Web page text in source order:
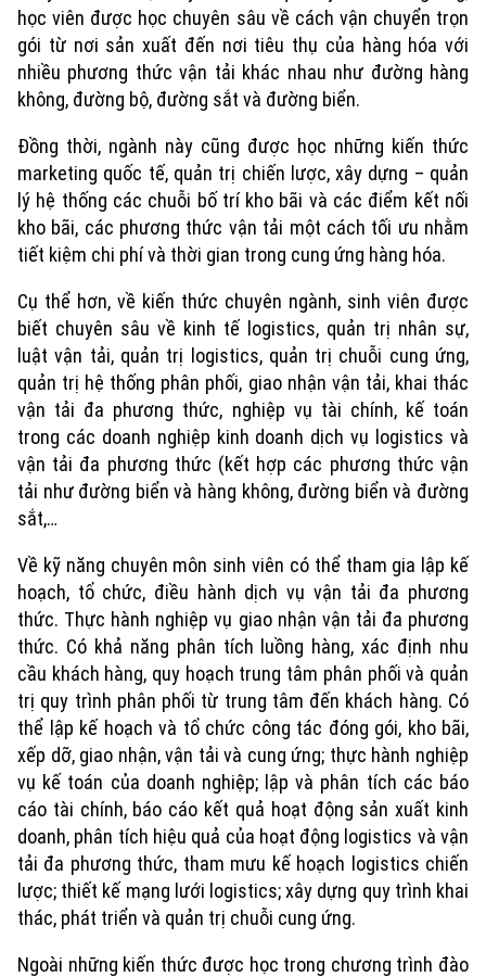
Chuyên mục
học viên được học chuyên sâu về cách vận chuyển trọn
gói từ nơi sản xuất đến nơi tiêu thụ của hàng hóa với
nhiều phương thức vận tải khác nhau như đường hàng
không, đường bộ, đường sắt và đường biển.
Đồng thời, ngành này cũng được học những kiến thức
marketing quốc tế, quản trị chiến lược, xây dựng – quản
lý hệ thống các chuỗi bố trí kho bãi và các điểm kết nối
kho bãi, các phương thức vận tải một cách tối ưu nhằm
tiết kiệm chi phí và thời gian trong cung ứng hàng hóa.
Cụ thể hơn, về kiến thức chuyên ngành, sinh viên được
biết chuyên sâu về kinh tế logistics, quản trị nhân sự,
luật vận tải, quản trị logistics, quản trị chuỗi cung ứng,
quản trị hệ thống phân phối, giao nhận vận tải, khai thác
vận tải đa phương thức, nghiệp vụ tài chính, kế toán
trong các doanh nghiệp kinh doanh dịch vụ logistics và
vận tải đa phương thức (kết hợp các phương thức vận
tải như đường biển và hàng không, đường biển và đường
sắt,…
Về kỹ năng chuyên môn sinh viên có thể tham gia lập kế
hoạch, tổ chức, điều hành dịch vụ vận tải đa phương
thức. Thực hành nghiệp vụ giao nhận vận tải đa phương
thức. Có khả năng phân tích luồng hàng, xác định nhu
cầu khách hàng, quy hoạch trung tâm phân phối và quản
trị quy trình phân phối từ trung tâm đến khách hàng. Có
thể lập kế hoạch và tổ chức công tác đóng gói, kho bãi,
xếp dỡ, giao nhận, vận tải và cung ứng; thực hành nghiệp
vụ kế toán của doanh nghiệp; lập và phân tích các báo
cáo tài chính, báo cáo kết quả hoạt động sản xuất kinh
doanh, phân tích hiệu quả của hoạt động logistics và vận
tải đa phương thức, tham mưu kế hoạch logistics chiến
lược; thiết kế mạng lưới logistics; xây dựng quy trình khai
thác, phát triển và quản trị chuỗi cung ứng.
Ngoài những kiến thức được học trong chương trình đào